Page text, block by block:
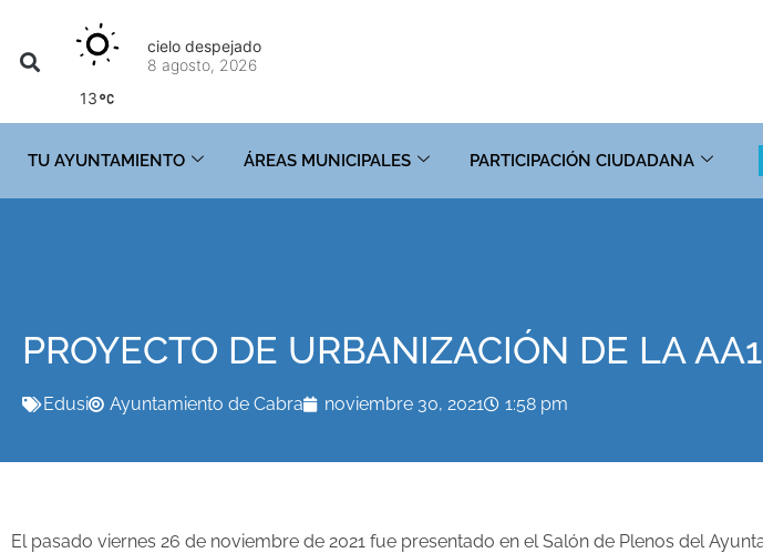
13
cielo despejado
8 agosto, 2026
TU AYUNTAMIENTO ÁREAS MUNICIPALES PARTICIPACIÓN CIUDADANA
PROYECTO DE URBANIZACIÓN DE LA
Edusi Ayuntamiento de Cabra noviembre 30, 2021 1:58 pm
El pasado viernes 26 de noviembre de 2021 fue presentado en el Salón de Plenos del